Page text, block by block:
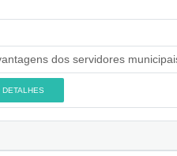
dos servidores
DETALHES